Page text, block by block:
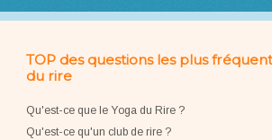
TOP des questions les plus
du rire
Qu'est-ce que le Yoga du Rire ?
Qu'est-ce qu'un club de rire ?